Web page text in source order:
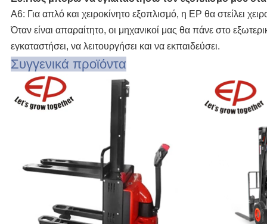
Α6: Για απλό και χειροκίνητο εξοπλισμό, η EP θα στείλει
Όταν είναι απαραίτητο, οι μηχανικοί μας θα πάνε στο
εγκαταστήσει, να λειτουργήσει και να εκπαιδεύσει.
Συγγενικά προϊόντα